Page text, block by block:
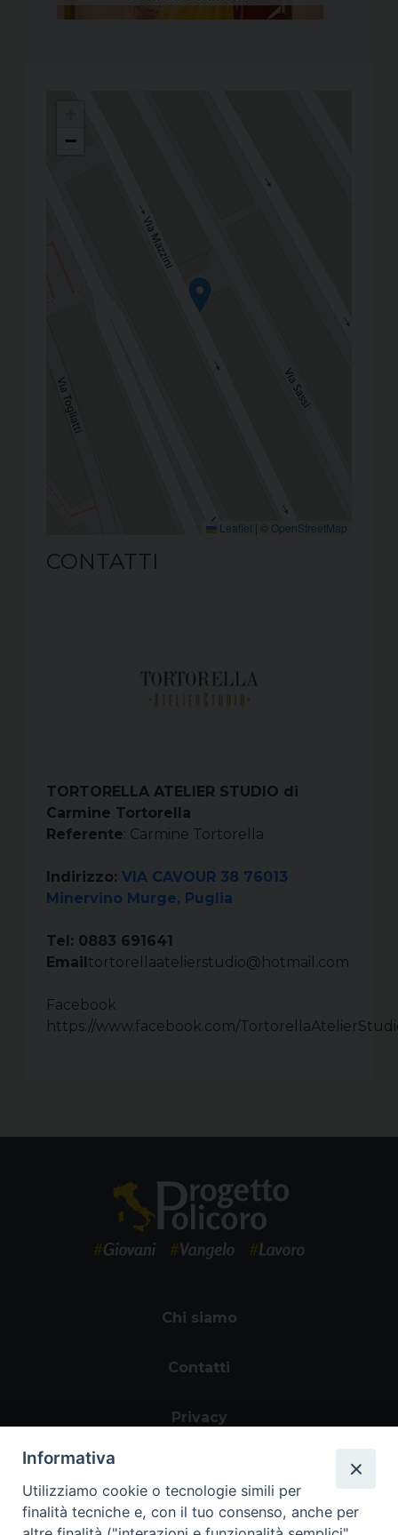
−
Leaflet | OpenStreetMap
CONTATTI
TORTORELLA ATELIER STUDIO di
Carmine Tortorella
Referente: Carmine Tortorella
Indirizzo: VIA CAVOUR 38 76013
Minervino Murge, Puglia
Tel: 0883 691641
Emailtortorellaatelierstudio@hotmail.com
Facebook
https://www.facebook.com/
Chi siamo
Contatti
Privacy
Informativa
Utilizziamo cookie o tecnologie simili per
finalità tecniche e, con il tuo consenso, anche per